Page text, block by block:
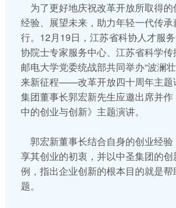
为了更好地庆祝改革开放所取得的
经验、展望未来，助力年轻一代传
行。12月19日，江苏省科协人才服
协院士专家服务中心、江苏省科学
邮电大学党委统战部共同举办“波澜
来新征程——改革开放四十周年主题
集团董事长郭宏新先生应邀出席并
中的创业与创新》主题演讲。
郭宏新董事长结合自身的创业经验
享其创业的初衷，并以中圣集团的
例，指出企业创新的根本目的就是
题。